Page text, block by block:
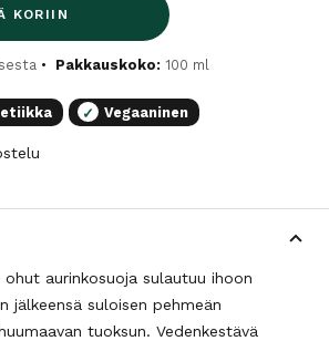
KORIIN
Pakkauskoko: 100 ml
✓ Vegaaninen
ohut aurinkosuoja sulautuu ihoon
jälkeensä suloisen pehmeän
tuoksun. Vedenkestävä